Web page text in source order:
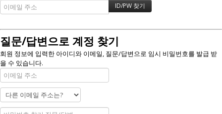
질문/답변으로 계정 찾기
회원 정보에 입력한 아이디와 이메일, 질문/답변으로 임시 비밀번호를 발급 받
을 수 있습니다.